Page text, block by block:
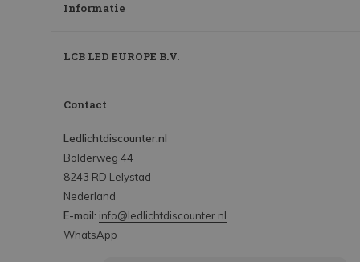
Informatie
LCB LED EUROPE B.V.
Contact
Ledlichtdiscounter.nl
Bolderweg 44
8243 RD Lelystad
Nederland
E-mail: info@ledlichtdiscounter.nl
WhatsApp